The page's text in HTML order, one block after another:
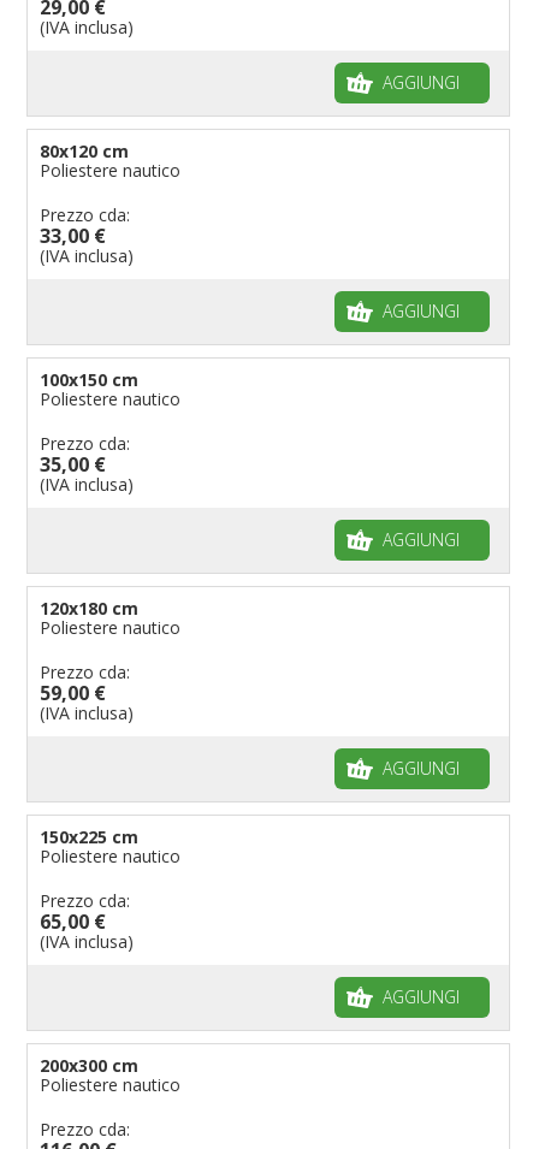
29,00 €
(IVA inclusa)
AGGIUNGI
80x120 cm
Poliestere nautico
Prezzo cda:
33,00 €
(IVA inclusa)
AGGIUNGI
100x150 cm
Poliestere nautico
Prezzo cda:
35,00 €
(IVA inclusa)
AGGIUNGI
120x180 cm
Poliestere nautico
Prezzo cda:
59,00 €
(IVA inclusa)
AGGIUNGI
150x225 cm
Poliestere nautico
Prezzo cda:
65,00 €
(IVA inclusa)
AGGIUNGI
200x300 cm
Poliestere nautico
Prezzo cda: